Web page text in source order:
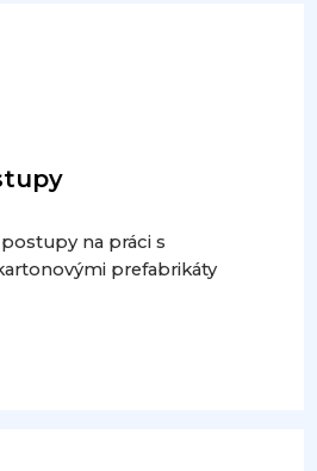
na práci s
prefabrikáty